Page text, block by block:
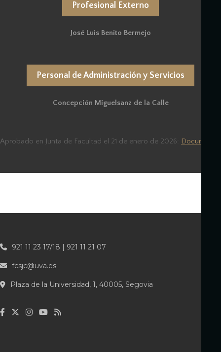
Profesional Externo
José Luis Benito Bermejo
Personal de Administración y Servicios
Concepción Miguelsanz de la Calle
Aprobado en Junta de Facultad el 21 de enero de 2026: Documento
921 11 23 17/18 | 921 11 21 07
fcsjc@uva.es
Plaza de la Universidad, 1, 40005, Segovia